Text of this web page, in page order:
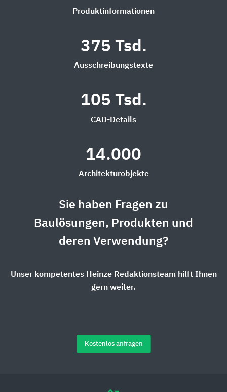
Produktinformationen
375 Tsd.
Ausschreibungstexte
105 Tsd.
CAD-Details
14.000
Architekturobjekte
Sie haben Fragen zu
Baulösungen, Produkten und
deren Verwendung?
Unser kompetentes Heinze Redaktionsteam hilft Ihnen
gern weiter.
Kostenlos anfragen